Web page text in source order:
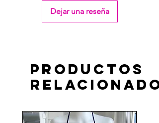
Dejar una reseña
Productos